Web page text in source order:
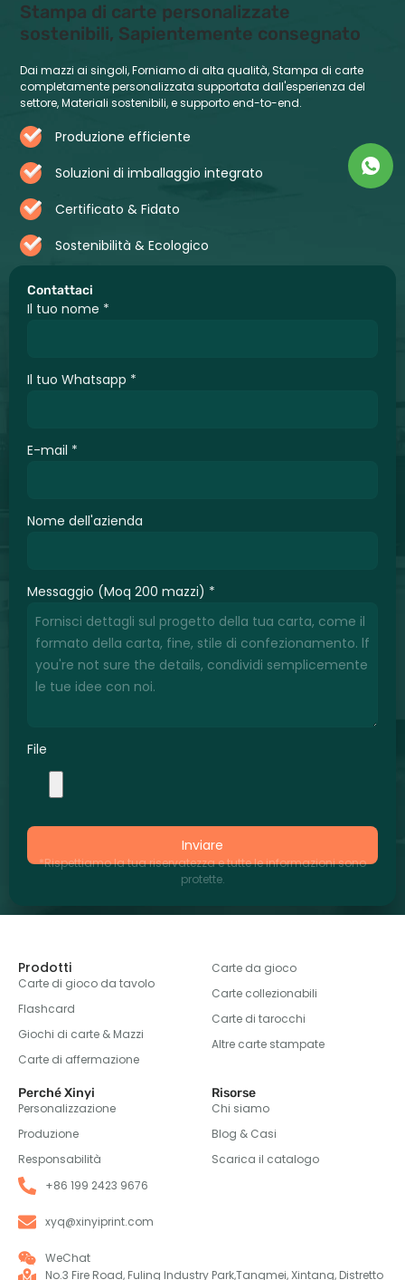
Contattaci
Il tuo nome *
Il tuo Whatsapp *
E-mail *
Nome dell'azienda
Messaggio (Moq 200 mazzi) *
File
Inviare
*Rispettiamo la tua riservatezza e tutte le informazioni sono
protette.
Stampa di carte personalizzate
sostenibili, Sapientemente consegnato
Dai mazzi ai singoli, Forniamo di alta qualità, Stampa di carte
completamente personalizzata supportata dall'esperienza del
settore, Materiali sostenibili, e supporto end-to-end.
Produzione efficiente
Soluzioni di imballaggio integrato
Certificato & Fidato
Sostenibilità & Ecologico
Prodotti
Carte di gioco da tavolo
Flashcard
Giochi di carte & Mazzi
Carte di affermazione
Carte da gioco
Carte collezionabili
Carte di tarocchi
Altre carte stampate
Perché Xinyi
Personalizzazione
Produzione
Responsabilità
Risorse
Chi siamo
Blog & Casi
Scarica il catalogo
+86 199 2423 9676
xyq@xinyiprint.com
WeChat
No.3 Fire Road, Fuling Industry Park,Tangmei, Xintang, Distretto